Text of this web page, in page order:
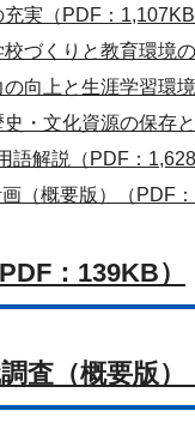
実（PDF：1,107KB
づくりと教育環境
向上と生涯学習環
・文化資源の保存
語解説（PDF：
（概要版）（PDF：
：139KB）
査（概要版）